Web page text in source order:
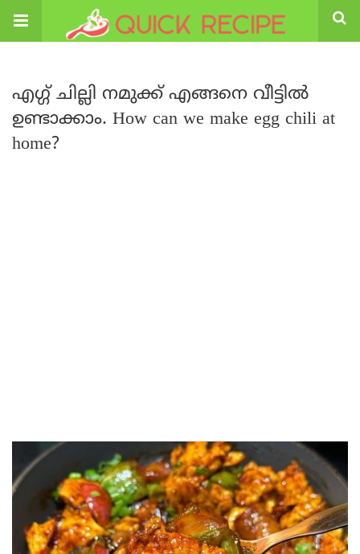
എഗ്ഗ് ചില്ലി നമുക്ക് എങ്ങനെ വീട്ടിൽ
ഉണ്ടാക്കാം. How can we make egg chili at
home?